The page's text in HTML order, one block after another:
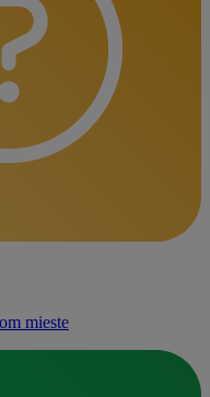
mieste